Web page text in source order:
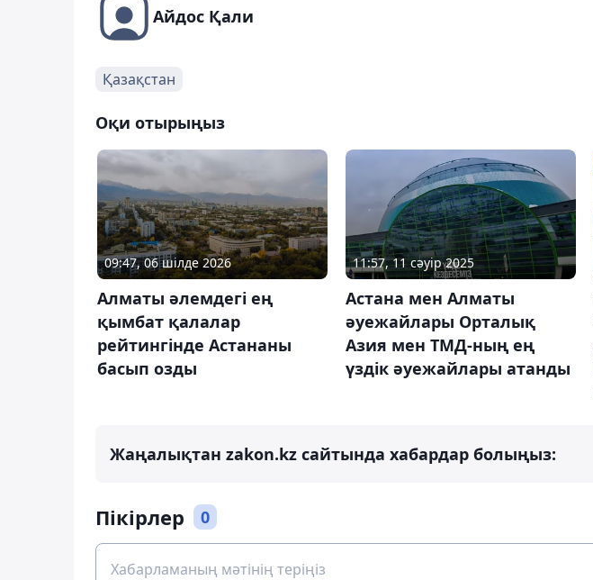
Айдос Қали
Қазақстан
Оқи отырыңыз
09:47, 06 шілде 2026
Алматы әлемдегі ең
қымбат қалалар
рейтингінде Астананы
басып озды
11:57, 11 сәуір 2025
Астана мен Алматы
әуежайлары Орталық
Азия мен ТМД-ның ең
үздік әуежайлары атанды
Жаңалықтан zakon.kz сайтында хабардар болыңыз:
Пікірлер 0